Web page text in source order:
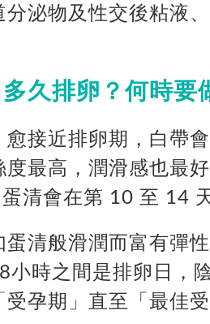
泌物及性交後粘液
久排卵？何時要
愈接近排卵期，白帶
最高，潤滑感也最
清會在第 10 至 14
清般滑潤而富有彈
小時之間是排卵日，
孕期」直至「最佳